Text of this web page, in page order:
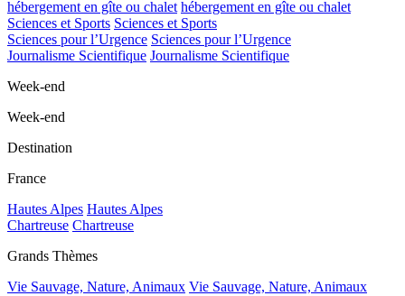
hébergement en gîte ou chalet hébergement en gîte ou chalet
Sciences et Sports Sciences et Sports
Sciences pour l’Urgence Sciences pour l’Urgence
Journalisme Scientifique Journalisme Scientifique
Week-end
Week-end
Destination
France
Hautes Alpes Hautes Alpes
Chartreuse Chartreuse
Grands Thèmes
Vie Sauvage, Nature, Animaux Vie Sauvage, Nature, Animaux